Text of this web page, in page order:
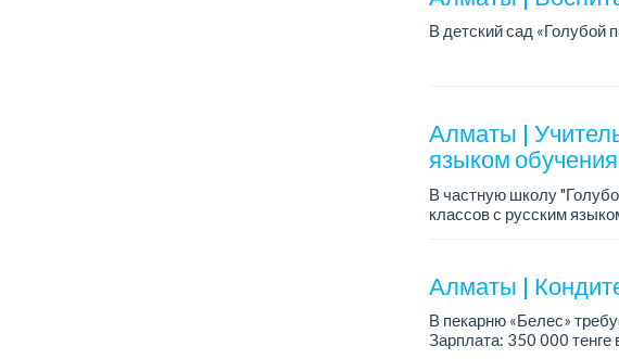
В детский сад «Голубой
Трудоустройство
Алматы |
языком обучения
В частную школу
классов с русским
Алматы |
В пекарню «Белес»
Зарплата: 350 000 тенге